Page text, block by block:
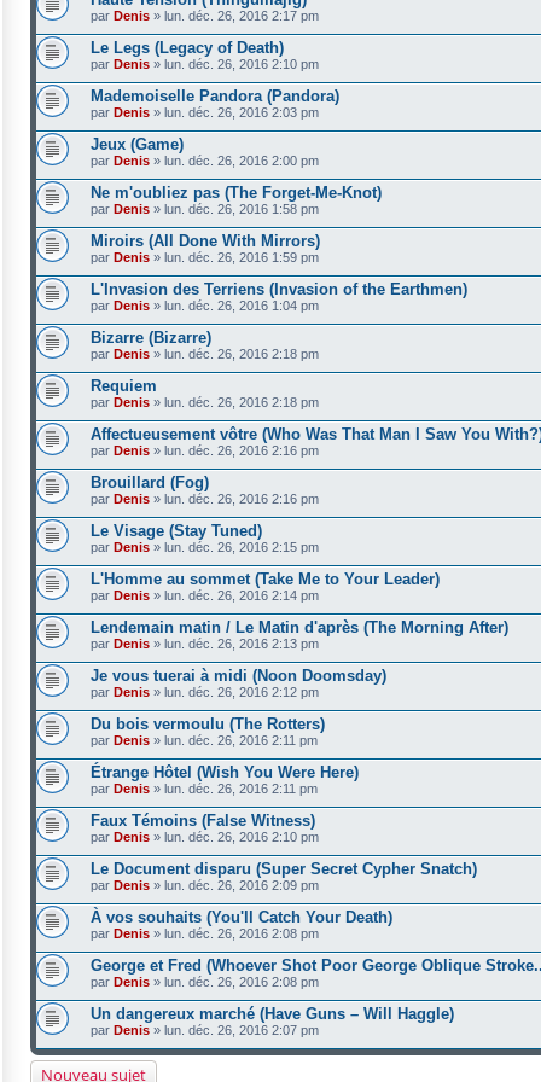
par Denis » lun. déc. 26, 2016 2:17 pm
Le Legs (Legacy of Death)
par Denis » lun. déc. 26, 2016 2:10 pm
Mademoiselle Pandora (Pandora)
par Denis » lun. déc. 26, 2016 2:03 pm
Jeux (Game)
par Denis » lun. déc. 26, 2016 2:00 pm
Ne m'oubliez pas (The Forget-Me-Knot)
par Denis » lun. déc. 26, 2016 1:58 pm
Miroirs (All Done With Mirrors)
par Denis » lun. déc. 26, 2016 1:59 pm
L'Invasion des Terriens (Invasion of the Earthmen)
par Denis » lun. déc. 26, 2016 1:04 pm
Bizarre (Bizarre)
par Denis » lun. déc. 26, 2016 2:18 pm
Requiem
par Denis » lun. déc. 26, 2016 2:18 pm
Affectueusement vôtre (Who Was That Man I Saw You
par Denis » lun. déc. 26, 2016 2:16 pm
Brouillard (Fog)
par Denis » lun. déc. 26, 2016 2:16 pm
Le Visage (Stay Tuned)
par Denis » lun. déc. 26, 2016 2:15 pm
L'Homme au sommet (Take Me to Your Leader)
par Denis » lun. déc. 26, 2016 2:14 pm
Lendemain matin / Le Matin d'après (The Morning After)
par Denis » lun. déc. 26, 2016 2:13 pm
Je vous tuerai à midi (Noon Doomsday)
par Denis » lun. déc. 26, 2016 2:12 pm
Du bois vermoulu (The Rotters)
par Denis » lun. déc. 26, 2016 2:11 pm
Étrange Hôtel (Wish You Were Here)
par Denis » lun. déc. 26, 2016 2:11 pm
Faux Témoins (False Witness)
par Denis » lun. déc. 26, 2016 2:10 pm
Le Document disparu (Super Secret Cypher Snatch)
par Denis » lun. déc. 26, 2016 2:09 pm
À vos souhaits (You'll Catch Your Death)
par Denis » lun. déc. 26, 2016 2:08 pm
George et Fred (Whoever Shot Poor George Oblique
par Denis » lun. déc. 26, 2016 2:08 pm
Un dangereux marché (Have Guns – Will Haggle)
par Denis » lun. déc. 26, 2016 2:07 pm
Nouveau sujet